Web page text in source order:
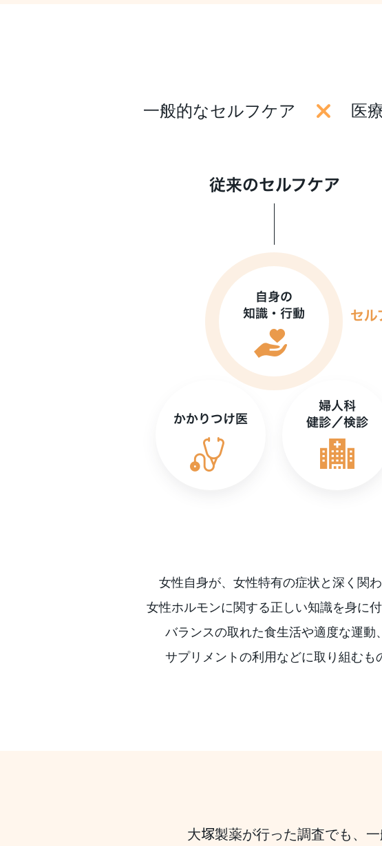
一般的なセルフケア 医
女性自身が、女性特有の症状と深く関
女性ホルモンに関する正しい知識を身に付
バランスの取れた食生活や適度な運動、
サプリメントの利用などに取り組むも
大塚製薬が行った調査でも、